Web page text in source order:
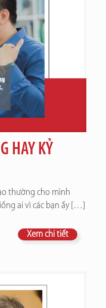
HAY KỶ
thường cho mình
ai vì các bạn ấy[…]
Xem chi tiết